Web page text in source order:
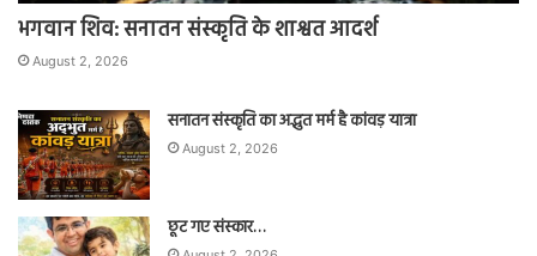
भगवान शिव: सनातन संस्कृति के शाश्वत आदर्श
August 2, 2026
सनातन संस्कृति का अद्भुत मर्म है कांवड़ यात्रा
August 2, 2026
छूट गए संस्कार…